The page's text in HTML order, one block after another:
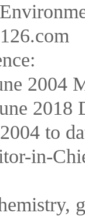
2004
to
in-